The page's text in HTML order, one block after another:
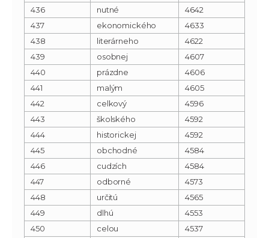
436 nutné
4642
437
ekonomického
4633
438
literárneho
4622
439
osobnej
4607
440
prázdne
4606
441
malým
4605
442
celkový
4596
443
školského
4592
444
historickej
4592
445
obchodné
4584
446
cudzích
4584
447
odborné
4573
448
určitú
4565
449
dlhú
4553
450
celou
4537